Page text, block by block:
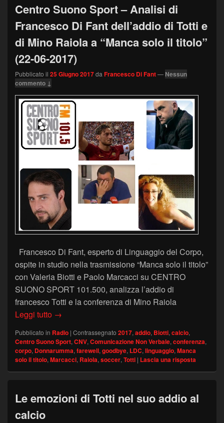
Centro Suono Sport – Analisi di
Francesco Di Fant dell’addio di Totti e
di Mino Raiola a “Manca solo il titolo”
(22-06-2017)
Pubblicato il 25 Giugno 2017da Francesco Di Fant— Nessun
commento ↓
Francesco Di Fant, esperto di Linguaggio del Corpo,
ospite in studio nella trasmissione “Manca solo il titolo”
con Valeria Biotti e Paolo Marcacci su CENTRO
SUONO SPORT 101.500, analizza l’addio di
francesco Totti e la conferenza di Mino Raiola
Leggi tutto Centro Suono Sport – Analisi di Francesco Di
→
Pubblicato in Radio | Contrassegnato 2017, addio, Biotti, calcio,
Centro Suono Sport, CNV, Comunicazione Non Verbale, conferenza,
corpo, Donnarumma, farewell, goodbye, LDC, linguaggio, Manca
solo il titolo, Marcacci, Raiola, soccer, Totti | Lascia una risposta
Le emozioni di Totti nel suo addio al
calcio